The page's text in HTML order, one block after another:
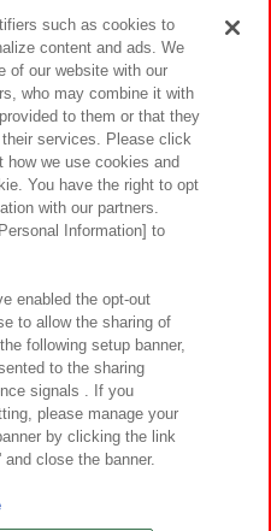
ティ サイトポリシー
クセシビリティ方針と検証結果
よくあるご質問・お問い合わせ
Inc.
Lab Inc.
such as cookies to
content and ads. We
of our website with our
who may combine it with
to them or that they
services. Please click
how we use cookies and
You have the right to opt
with our partners.
Information] to
enabled the opt-out
to allow the sharing of
following setup banner,
to the sharing
signals . If you
please manage your
by clicking the link
close the banner.